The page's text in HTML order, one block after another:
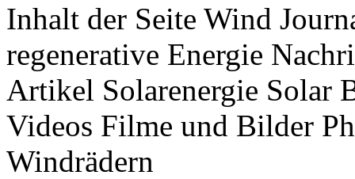
Inhalt der Seite Wind
regenerative Energie
Artikel Solarenergie Solar
Videos Filme und Bilder
Windrädern